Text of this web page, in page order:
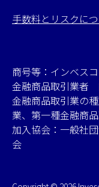
手数料とリスクに
商号等：インベス
金融商品取引業者
金融商品取引業の
業、第一種金融商
加入協会：一般社
会